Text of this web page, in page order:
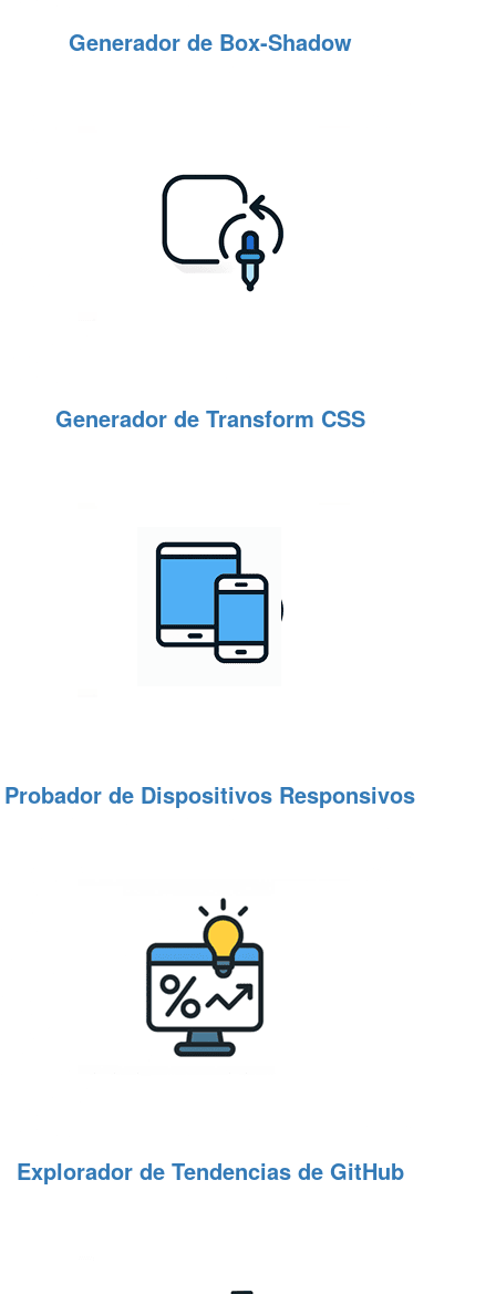
Generador de Box-Shadow
Generador de Transform CSS
Probador de Dispositivos Responsivos
Explorador de Tendencias de GitHub